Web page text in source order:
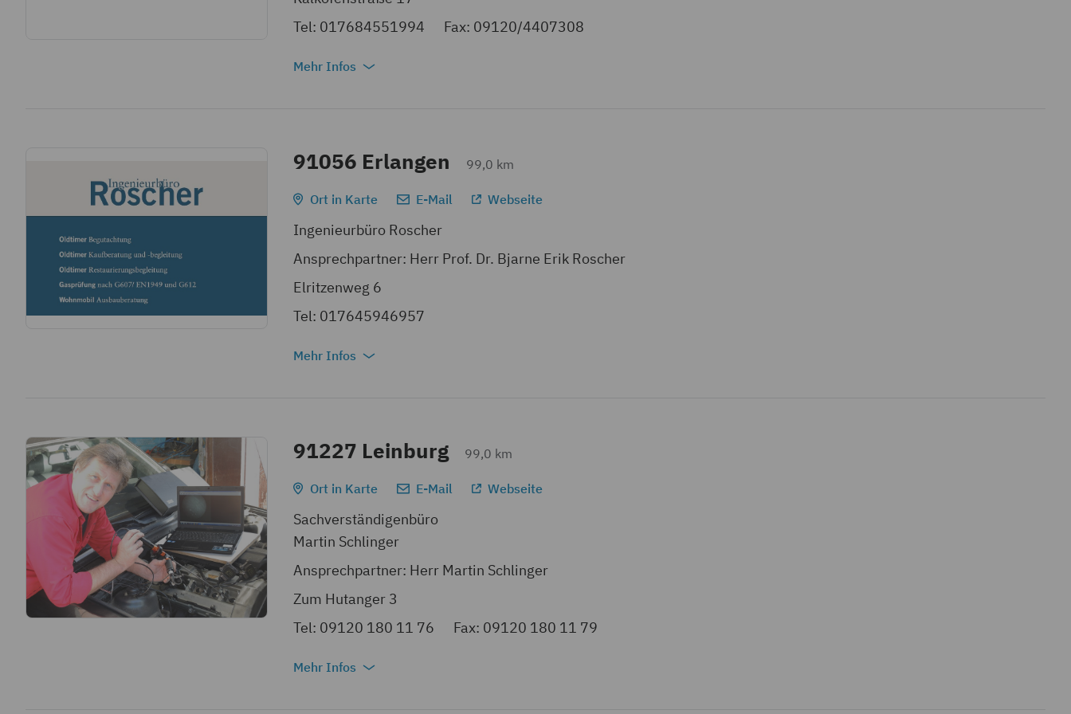
Tel: 017684551994
Fax: 09120/4407308
Mehr Infos
91056 Erlangen 99,0 km
Ort in Karte E-Mail Webseite
Ingenieurbüro Roscher
Ansprechpartner: Herr Prof. Dr. Bjarne Erik Roscher
Elritzenweg 6
Tel: 017645946957
Mehr Infos
91227 Leinburg 99,0 km
Ort in Karte E-Mail Webseite
Sachverständigenbüro
Martin Schlinger
Ansprechpartner: Herr Martin Schlinger
Zum Hutanger 3
Tel: 09120 180 11 76
Fax: 09120 180 11 79
Mehr Infos